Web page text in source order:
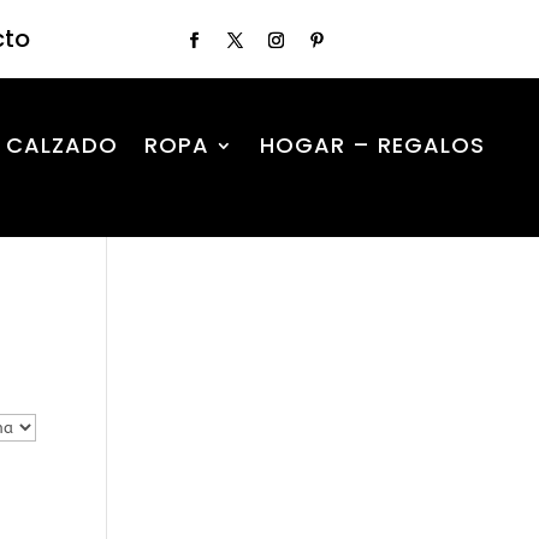
CALZADO ROPA
HOGAR – REGALOS